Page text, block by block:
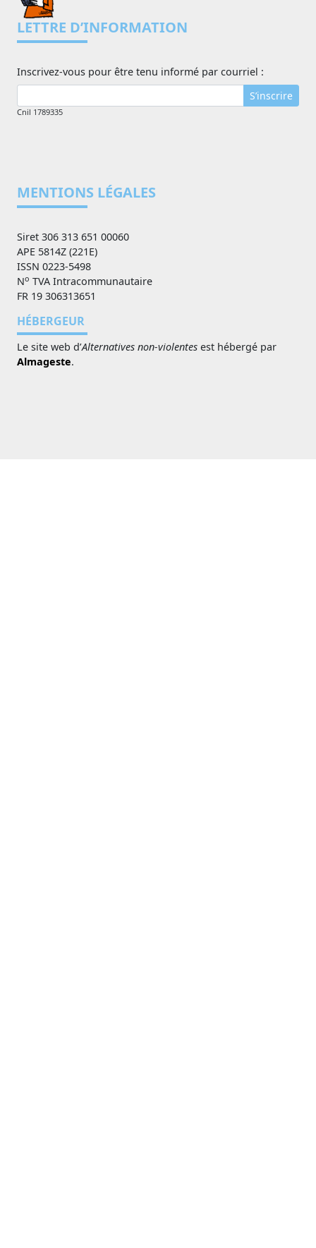
LETTRE D’INFORMATION
Inscrivez-vous pour être tenu informé par courriel :
S’inscrire
Cnil 1789335
MENTIONS LÉGALES
Siret 306 313 651 00060
APE 5814Z (221E)
ISSN 0223-5498
No TVA Intracommunautaire
FR 19 306313651
HÉBERGEUR
Le site web d’Alternatives non-violentes est hébergé par
Almageste.